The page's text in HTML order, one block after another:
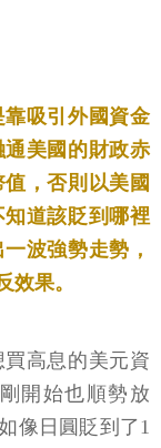
吸引外國資金
美國的財政赤
，否則以美國
道該貶到哪裡
波強勢走勢，
效果。
高息的美元資
開始也順勢放
像日圓貶到了1